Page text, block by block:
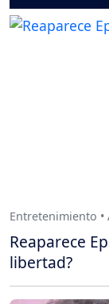
Entretenimiento •
Reaparece
libertad?